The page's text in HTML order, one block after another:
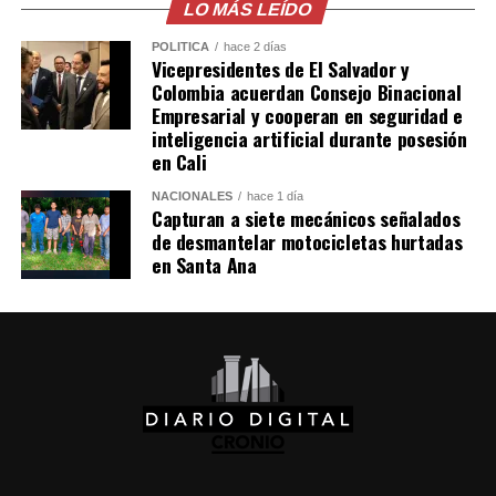
relaciones diplomáticas.
Sheinbaum también indicó que Chávez viajó a México en
un avión militar y calificó la entrega del salvoconducto
como «una acción de buena voluntad» de la presidenta
Keiko Fujimori.
Comparte esto:
Facebook X
Me gusta esto:
LO MÁS LEÍDO
POLÍTICA hace 2 días
Vicepresidentes de El Salvador y
Colombia acuerdan Consejo Binacional
Empresarial y cooperan en seguridad e
inteligencia artificial durante posesión
en Cali
NACIONALES hace 1 día
Capturan a siete mecánicos señalados
de desmantelar motocicletas hurtadas
en Santa Ana